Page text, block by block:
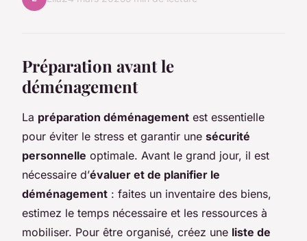
Préparation avant le
déménagement
La préparation déménagement est essentielle
pour éviter le stress et garantir une sécurité
personnelle optimale. Avant le grand jour, il est
nécessaire d’évaluer et de planifier le
déménagement : faites un inventaire des biens,
estimez le temps nécessaire et les ressources à
mobiliser. Pour être organisé, créez une liste de